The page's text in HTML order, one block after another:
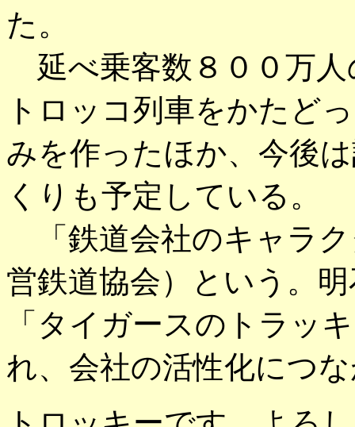
た。
延べ乗客数８００万人
トロッコ列車をかたど
みを作ったほか、今後
くりも予定している。
「鉄道会社のキャラ
営鉄道協会）という。
「タイガースのトラッ
れ、会社の活性化につ